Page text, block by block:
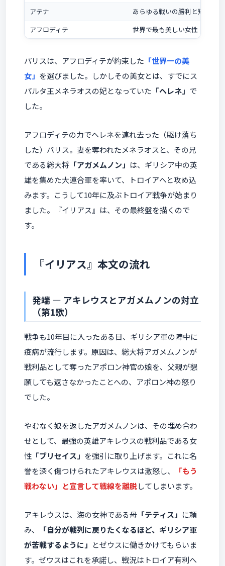
アテナ
あらゆる戦いの勝利と知恵
アフロディテ
世界で最も美しい女性
パリスは、アフロディテが約束した 「世界一の美
女」 を選びました。しかしその美女とは、すでにス
パルタ王メネラオスの妃となっていた 「ヘレネ」 で
した。
アフロディテの力でヘレネを連れ去った（駆け落ち
した）パリス。妻を奪われたメネラオスと、その兄
である総大将 「アガメムノン」 は、ギリシア中の英
雄を集めた大連合軍を率いて、トロイアへと攻め込
みます。こうして10年に及ぶトロイア戦争が始まり
ました。『イリアス』は、その最終盤を描くので
す。
『イリアス』本文の流れ
発端 ― アキレウスとアガメムノンの対立
（第1歌）
戦争も10年目に入ったある日、ギリシア軍の陣中に
疫病が流行します。原因は、総大将アガメムノンが
戦利品として奪ったアポロン神官の娘を、父親が懇
願しても返さなかったことへの、アポロン神の怒り
でした。
やむなく娘を返したアガメムノンは、その埋め合わ
せとして、最強の英雄アキレウスの戦利品である女
性 「ブリセイス」 を強引に取り上げます。これに名
誉を深く傷つけられたアキレウスは激怒し、
「もう
戦わない」と宣言して戦線を離脱してしまいます。
アキレウスは、海の女神である母 「テティス」 に頼
み、
「自分が戦列に戻りたくなるほど、ギリシア軍
が苦戦するように」 とゼウスに働きかけてもらいま
す。ゼウスはこれを承諾し、戦況はトロイア有利へ